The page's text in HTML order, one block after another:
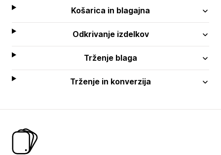
Košarica in blagajna
Odkrivanje izdelkov
Trženje blaga
Trženje in konverzija